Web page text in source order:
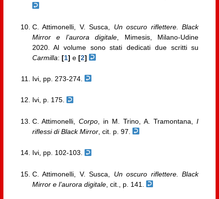
C. Attimonelli, V. Susca, Un oscuro riflettere. Black
Mirror e l’aurora digitale , Mimesis, Milano-Udine
2020. Al volume sono stati dedicati due scritti su
Carmilla: [1] e [2]
Ivi, pp. 273-274.
Ivi, p. 175.
C. Attimonelli,Corpo , in M. Trino, A. Tramontana,
I
riflessi di Black Mirror, cit. p. 97.
Ivi, pp. 102-103.
C. Attimonelli, V. Susca, Un oscuro riflettere. Black
Mirror e l’aurora digitale, cit., p. 141.